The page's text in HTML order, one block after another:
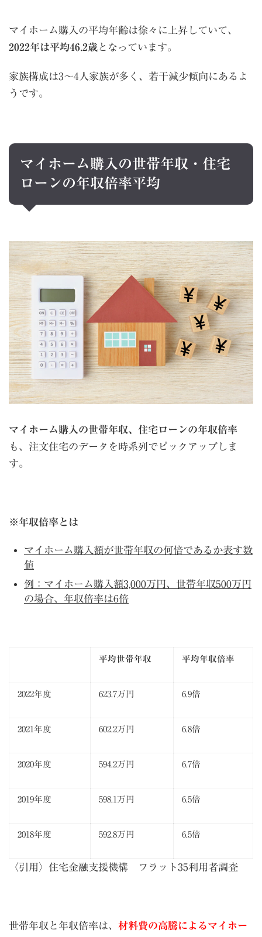
マイホーム購入の平均年齢は徐々に上昇していて、
2022年は平均46.2歳となっています。
家族構成は3～4人家族が多く、若干減少傾向にあるよ
うです。
マイホーム購入の世帯年収・住宅
ローンの年収倍率平均
マイホーム購入の世帯年収、住宅ローンの年収倍率
も、注文住宅のデータを時系列でピックアップしま
す。
※年収倍率とは
マイホーム購入額が世帯年収の何倍であるか表す数
値
例：マイホーム購入額3,000万円、世帯年収500万円
の場合、年収倍率は6倍
平均世帯年収 平均年収倍率
2022年度 623.7万円 6.9倍
2021年度 602.2万円 6.8倍
2020年度 594.2万円 6.7倍
2019年度 598.1万円 6.5倍
2018年度 592.8万円 6.5倍
〈引用〉 住宅金融支援機構 フラット35利用者調査
世帯年収と年収倍率は、 材料費の高騰によるマイホー